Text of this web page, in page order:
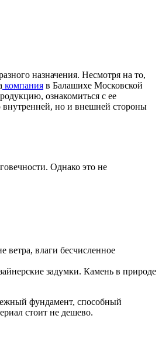
назначения. Несмотря на то,
компания в Балашихе Московской
ознакомиться с ее
внутренней, но и внешней стороны
Однако это не
ветра, влаги бесчисленное
задумки. Камень в природе
фундамент, способный
стоит не дешево.